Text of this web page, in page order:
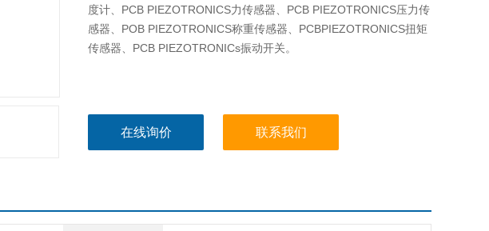
度计、PCB PIEZOTRONICS力传感器、PCB PIEZOTRONICS压力传
感器、POB PIEZOTRONICS称重传感器、PCBPIEZOTRONICS扭矩
传感器、PCB PIEZOTRONICs振动开关。
在线询价 联系我们